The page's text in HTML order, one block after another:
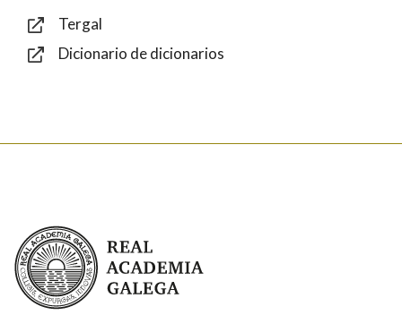
Tergal
Dicionario de dicionarios
Real Academia Galega